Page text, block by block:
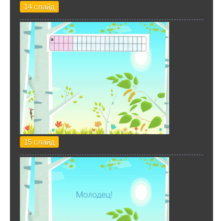
14 слайд
15 слайд